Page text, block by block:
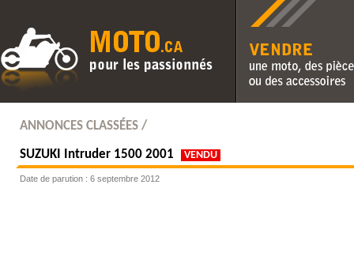
Vendre une moto, des
des accessoires
ANNONCES CLASSÉES /
SUZUKI Intruder 1500 2001 VENDU
Date de parution : 6 septembre 2012